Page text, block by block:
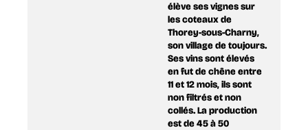
élève ses vignes sur
les coteaux de
Thorey-sous-Charny,
son village de toujours.
Ses vins sont élevés
en fut de chêne entre
11 et 12 mois, ils sont
non filtrés et non
collés. La production
est de 45 à 50